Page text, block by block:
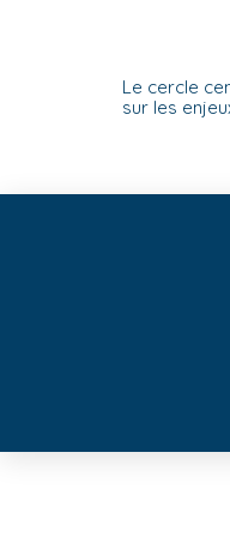
Le cercle
sur les